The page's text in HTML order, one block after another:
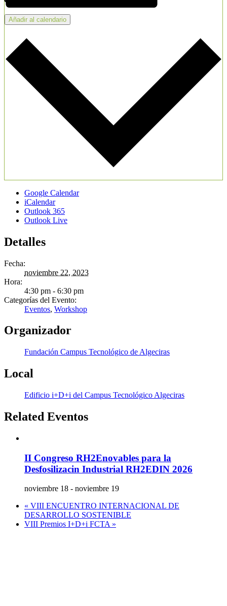
Añadir al calendario
Google Calendar
iCalendar
Outlook 365
Outlook Live
Detalles
Fecha:
noviembre 22, 2023
Hora:
4:30 pm - 6:30 pm
Categorías del Evento:
Eventos, Workshop
Organizador
Fundación Campus Tecnológico de Algeciras
Local
Edificio i+D+i del Campus Tecnológico Algeciras
Related Eventos
II Congreso RH2Enovables para la
Desfosilizacin Industrial RH2EDIN 2026
noviembre 18 - noviembre 19
« VIII ENCUENTRO INTERNACIONAL DE
DESARROLLO SOSTENIBLE
VIII Premios I+D+i FCTA »